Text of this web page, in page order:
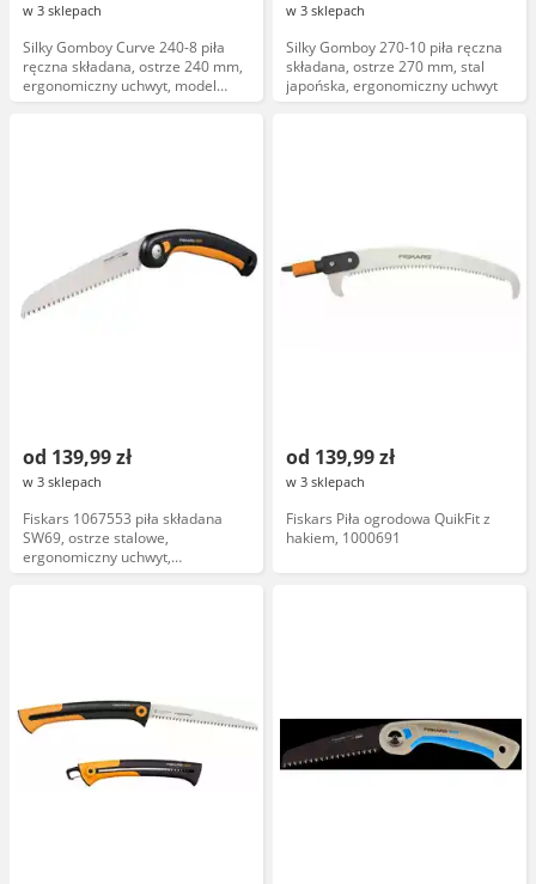
w 3 sklepach
Silky Gomboy Curve 240-8 piła
ręczna składana, ostrze 240 mm,
ergonomiczny uchwyt, model
KSI571724
w 3 sklepach
Silky Gomboy 270-10 piła ręczna
składana, ostrze 270 mm, stal
japońska, ergonomiczny uchwyt
od 139,99 zł
w 3 sklepach
Fiskars 1067553 piła składana
SW69, ostrze stalowe,
ergonomiczny uchwyt,
kompaktowa, lekka
od 139,99 zł
w 3 sklepach
Fiskars Piła ogrodowa QuikFit z
hakiem, 1000691